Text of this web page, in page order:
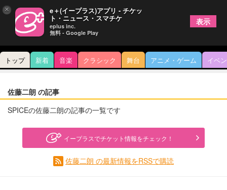
トップ 新着 音楽 クラシック 舞台 アニメ・ゲーム イベ
佐藤二朗 の記事
SPICEの佐藤二朗の記事の一覧です
イープラスでチケット情報をチェック！
佐藤二朗 の最新情報をRSSで購読
× e＋(イープラス)アプリ - チケッ
ト・ニュース・スマチケ
eplus inc.
無料 - Google Play
表示